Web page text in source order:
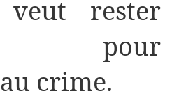
rester
pour
crime.